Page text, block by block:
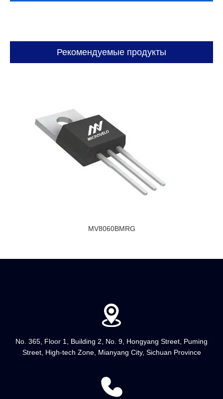
Рекомендуемые продукты
MV8060BMRG
No. 365, Floor 1, Building 2, No. 9, Hongyang Street, Puming
Street, High-tech Zone, Mianyang City, Sichuan Province